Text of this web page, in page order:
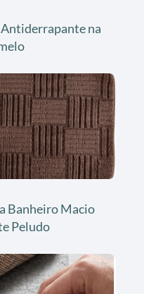
na
Banheiro Macio
Peludo